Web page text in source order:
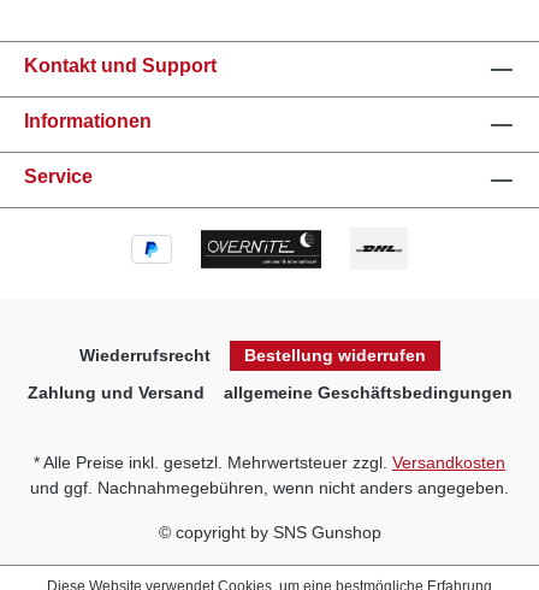
Kontakt und Support
Informationen
Service
Wiederrufsrecht
Bestellung widerrufen
Zahlung und Versand
allgemeine Geschäftsbedingungen
* Alle Preise inkl. gesetzl. Mehrwertsteuer zzgl. Versandkosten
und ggf. Nachnahmegebühren, wenn nicht anders angegeben.
© copyright by SNS Gunshop
Diese Website verwendet Cookies, um eine bestmögliche Erfahrung